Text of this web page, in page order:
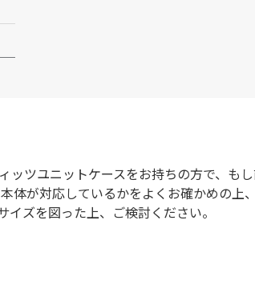
ッツユニットケースをお持ちの方で、も
体が対応しているかをよくお確かめの上
ズを図った上、ご検討ください。